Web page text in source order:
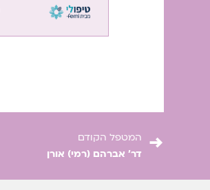
→
המטפל הקודם
דר' אברהם (רמי) אורן